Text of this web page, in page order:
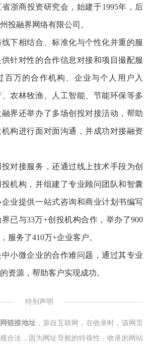
浙商投资研究会，始建于1995年，后
投融界网络有限公司。
下相结合、标准化与个性化并重的服
针对性的合作信息对接和项目撮配服
百万的合作机构、企业与个人用户入
农林牧渔、人工智能、节能环保等多
界还举办了多场创投对接活动，帮助
构进行面对面沟通，并成功对接融资
对接服务，还通过线上技术手段为创
机构，并组建了专业顾问团队和智囊
业提供一站式咨询和商业计划书编写
已与33万+创投机构合作，举办了900
服务了410万+企业客户。
小微企业的合作难问题，通过其专业
资源，帮助客户实现成功。
特别声明
链接地址 ，源自互联网，在收录时，该网页
合法，因为网址导航的特殊性，收录的网站